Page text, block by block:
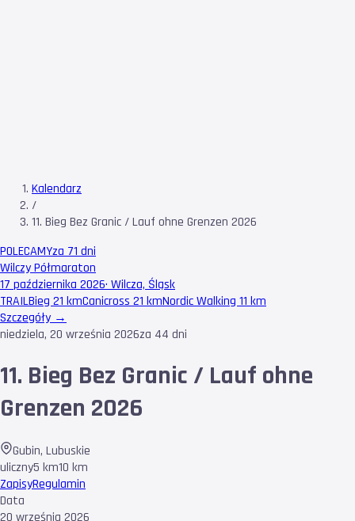
Kalendarz
/
11. Bieg Bez Granic / Lauf ohne Grenzen 2026
POLECAMYza 71 dni
Wilczy Półmaraton
17 października 2026· Wilcza, Śląsk
TRAILBieg 21 kmCanicross 21 kmNordic Walking 11 km
Szczegóły →
niedziela, 20 września 2026za 44 dni
11. Bieg Bez Granic / Lauf ohne
Grenzen 2026
Gubin, Lubuskie
uliczny5 km10 km
ZapisyRegulamin
Data
20 września 2026